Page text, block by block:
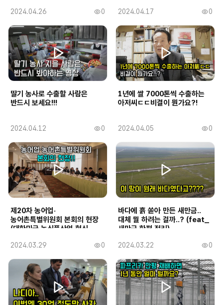
작
일
2024.04.26
조
회
수
0
작
일
2024.04.17
조
회
수
0
딸기 농사로 수출할 사람은
반드시 보세요!!!
작
일
2024.04.12
조
회
수
0
1년에 쌀 7000톤씩 수출하는
아저씨ㄷㄷ비결이 뭔가요?!
작
일
2024.04.05
조
회
수
0
제20차 농어업·
농어촌특별위원회 본회의 현장
(대한민국 농식품산업 혁신
작
2024.03.29
조
회
수
0
바다에 흙 쏟아 만든 새만금..
대체 뭘 하려는 걸까..? (feat_
새만금 한편 정리)
작
일
2024.03.22
조
회
수
0